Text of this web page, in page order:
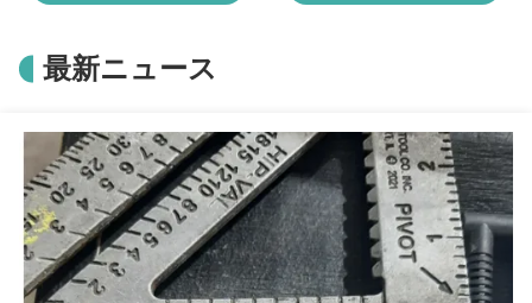
最新ニュース